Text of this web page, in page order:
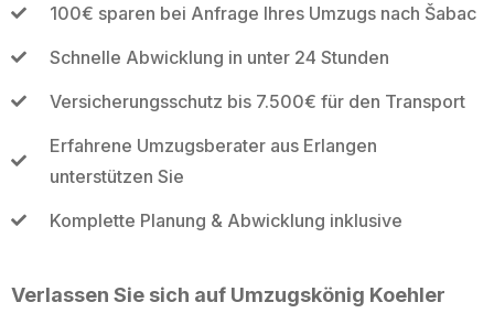
100€ sparen bei Anfrage Ihres Umzugs nach Šabac
Schnelle Abwicklung in unter 24 Stunden
Versicherungsschutz bis 7.500€ für den Transport
Erfahrene Umzugsberater aus Erlangen
unterstützen Sie
Komplette Planung & Abwicklung inklusive
Verlassen Sie sich auf Umzugskönig Koehler